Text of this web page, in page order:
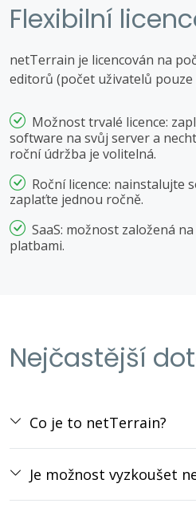
Flexibilní
netTerrain je licencován na
editorů (počet uživatelů
Možnost trvalé licence:
software na svůj server a
roční údržba je volitelná.
Roční licence: nainstalujte
zaplaťte jednou ročně.
SaaS: možnost založená
platbami.
Nejčastější
Co je to netTerrain?
Je možnost vyzkoušet